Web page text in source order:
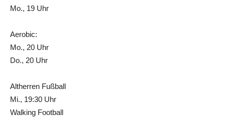
Mo., 19 Uhr
Aerobic:
Mo., 20 Uhr
Do., 20 Uhr
Altherren Fußball
Mi., 19:30 Uhr
Walking Football